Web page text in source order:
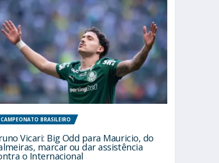
CAMPEONATO BRASILEIRO
Vicari: Big Odd para Mauricio, do
marcar ou dar assistência
o Internacional